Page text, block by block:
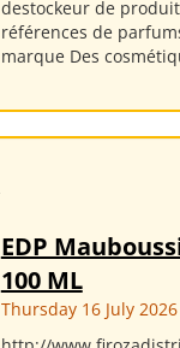
destockeur de
références de
marque Des
EDP
100 ML
Thursday 16 July 2026